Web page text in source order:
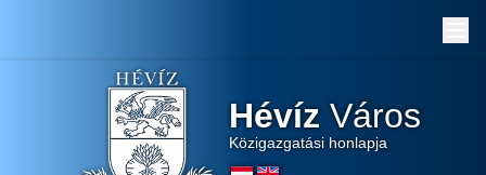
Hévíz Város
Közigazgatási honlapja